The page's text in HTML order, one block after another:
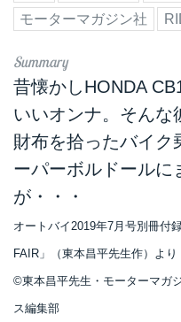
モーターマガジン社
昔懐かしHONDA
いいオンナ。そんな
財布を拾ったバイク
ーパーボルドールに
が・・・
オートバイ2019年7月号別冊付
FAIR」（東本昌平先生作）より
©東本昌平先生・モーターマガ
ス編集部